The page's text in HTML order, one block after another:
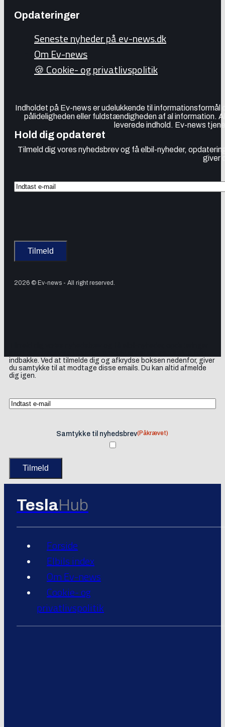
Opdateringer
Seneste nyheder på ev-news.dk
Om Ev-news
🍪 Cookie- og privatlivspolitik
Indholdet på Ev-news er udelukkende til
pålideligheden eller fuldstændigheden af al information.
leverede indhold. Ev-news
Hold dig opdateret
Tilmeld dig vores nyhedsbrev og få elbil-nyheder,
giver
2026 © Ev-news - All right reserved.
indbakke. Ved at tilmelde dig og afkrydse boksen nedenfor, giver
du samtykke til at modtage disse emails. Du kan altid afmelde
dig igen.
Samtykke til nyhedsbrev(Påkrævet)
TeslaHub
Forside
Elbils index
Om Ev-news
Cookie- og
privatlivspolitik